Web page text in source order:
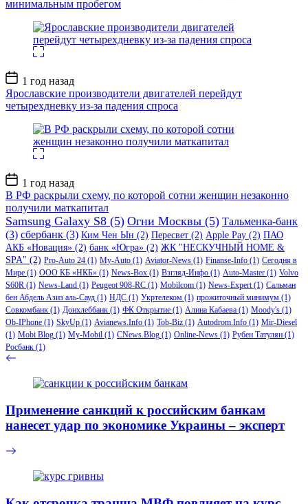
минимальным пробегом
Дата
записи
1 год назад
Ярославские производители двигателей перейдут
четырехдневку из-за падения спроса
Дата
записи
1 год назад
В РФ раскрыли схему, по которой сотни женщин незаконно
получили маткапитал
Samsung Galaxy S8 (5) Огни Москвы (5) Тальменка-банк
(3) сбербанк (3) Ким Чен Ын (2) Пересвет (2) Apple Pay (2) ПАО
АКБ «Новация» (2) банк «Югра» (2) ЖК "НЕСКУЧНЫЙ HOME &
SPA" (2) Pro-Auto 24 (1) My-Auto (1) Aviator-News (1) Finanse-Info (1) Сегодня в
Мире (1) ООО КБ «НКБ» (1) News-Box (1) Взгляд-Инфо (1) Auto-Master (1) Volvo
S60R (1) News-Land (1) Peugeot 908-RC (1) Mobilcom (1) News-Expert(1) Сальман
бен Абдель Азиз аль-Сауд (1) НДС (1) Укртелеком (1) прожиточный минимум (1)
Совкомбанк (1) Донхлеббанк (1) ФК Открытие (1) Алина Кабаева (1) Moody's (1)
Ob-IPhone (1) SkyUp (1) Avianews.Info (1) Tob-Biz (1) Autodrom.Info (1) Mir-Diesel
(1) Mobi Blog (1) My-Mobil (1) CNews.Blog (1) Online-News (1) Рубен Татулян (1)
Росбанк (1)
Применение санкций к российским банкам
нанесет удар по экономике Украины – эксперт